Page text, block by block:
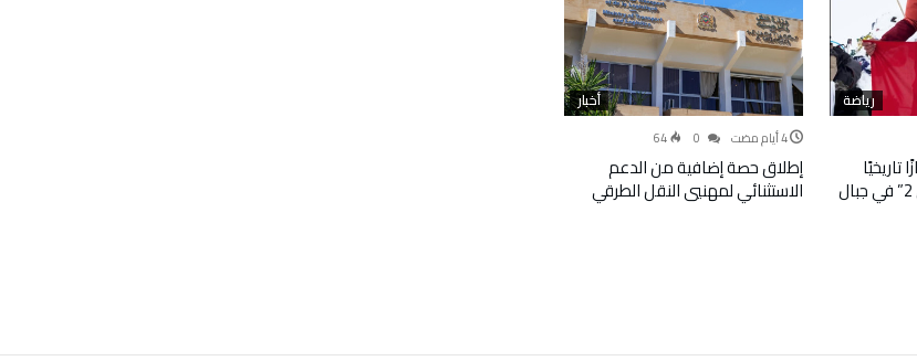
رياضة
ببلوغ قمة “كانغ ياتسي 2” في جبال
أخبار
64
إطلاق حصة إضافية من الدعم
الاستثنائي لمهنيي النقل الطرقي